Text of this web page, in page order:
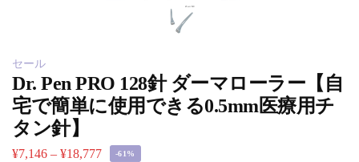
セール
Dr. Pen PRO 128針 ダーマローラー【自
宅で簡単に使用できる0.5mm医療用チ
タン針】
¥7,146 – ¥18,777 -61%